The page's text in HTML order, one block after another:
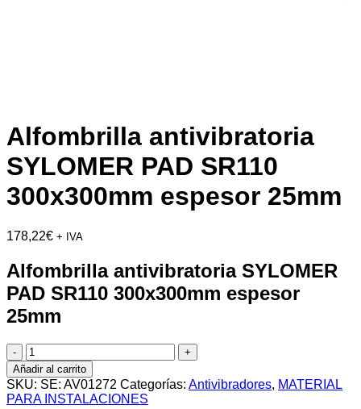
Alfombrilla antivibratoria
SYLOMER PAD SR110
300x300mm espesor 25mm
178,22€ + IVA
Alfombrilla antivibratoria SYLOMER
PAD SR110 300x300mm espesor
25mm
Alfombrilla
antivibratoria
SYLOMER
PAD
Añadir al carrito
SKU: SE: AV01272 Categorías: Antivibradores, MATERIAL
PARA INSTALACIONES